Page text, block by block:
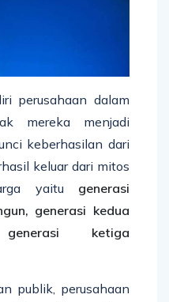
perusahaan dalam
mereka menjadi
keberhasilan dari
keluar dari mitos
yaitu generasi
generasi kedua
ketiga
publik, perusahaan